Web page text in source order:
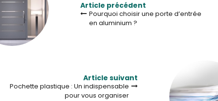
Article précédent
Pourquoi choisir une porte d’entrée
en aluminium ?
Article suivant
Pochette plastique : Un indispensable
pour vous organiser